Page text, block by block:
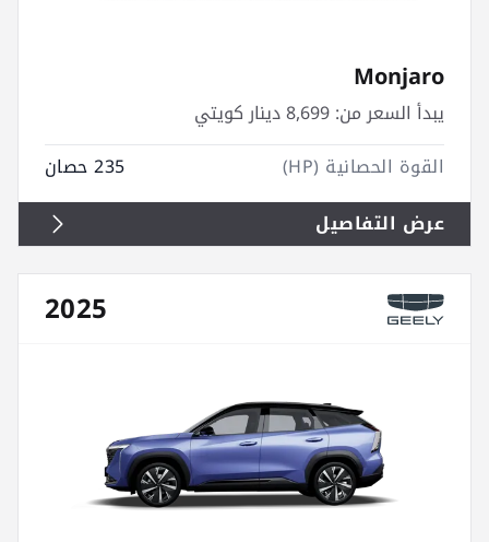
Monjaro
يبدأ السعر من:
القوة الحصانية (HP)
235 حصان
عرض التفاصيل
2025